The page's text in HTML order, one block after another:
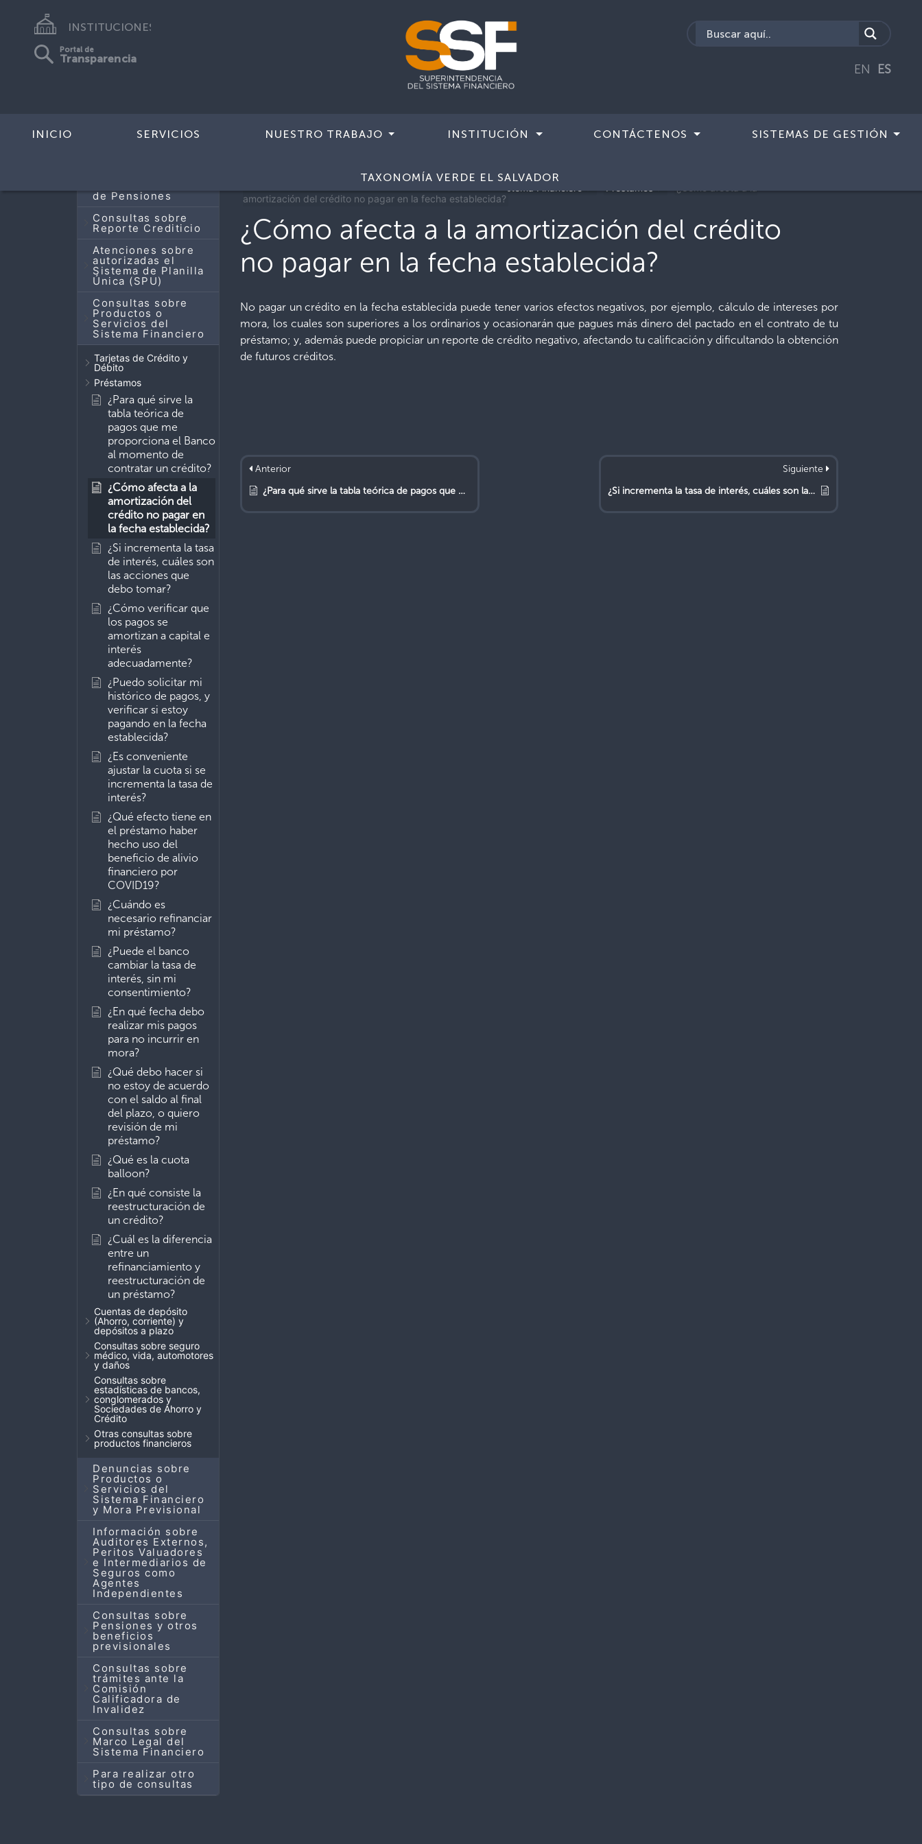
INSTITUCIONES
Portal de
Transparencia
EN ES
INICIO SERVICIOS NUESTRO TRABAJO INSTITUCIÓN CONTÁCTENOS SISTEMAS DE GESTIÓN
TAXONOMÍA VERDE EL SALVADOR
de Pensiones
Consultas sobre
Reporte Crediticio
Atenciones sobre
autorizadas el
Sistema de Planilla
Única (SPU)
Consultas sobre
Productos o
Servicios del
Sistema Financiero
Tarjetas de Crédito y
Débito
Préstamos
¿Para qué sirve la
tabla teórica de
pagos que me
proporciona el Banco
al momento de
contratar un crédito?
¿Cómo afecta a la
amortización del
crédito no pagar en
la fecha establecida?
¿Si incrementa la tasa
de interés, cuáles son
las acciones que
debo tomar?
¿Cómo verificar que
los pagos se
amortizan a capital e
interés
adecuadamente?
¿Puedo solicitar mi
histórico de pagos, y
verificar si estoy
pagando en la fecha
establecida?
¿Es conveniente
ajustar la cuota si se
incrementa la tasa de
interés?
¿Qué efecto tiene en
el préstamo haber
hecho uso del
beneficio de alivio
financiero por
COVID19?
¿Cuándo es
necesario refinanciar
mi préstamo?
¿Puede el banco
cambiar la tasa de
interés, sin mi
consentimiento?
¿En qué fecha debo
realizar mis pagos
para no incurrir en
mora?
¿Qué debo hacer si
no estoy de acuerdo
con el saldo al final
del plazo, o quiero
revisión de mi
préstamo?
¿Qué es la cuota
balloon?
¿En qué consiste la
reestructuración de
un crédito?
¿Cuál es la diferencia
entre un
refinanciamiento y
reestructuración de
un préstamo?
Cuentas de depósito
(Ahorro, corriente) y
depósitos a plazo
Consultas sobre seguro
médico, vida, automotores
y daños
Consultas sobre
estadísticas de bancos,
conglomerados y
Sociedades de Ahorro y
Crédito
Otras consultas sobre
productos financieros
Denuncias sobre
Productos o
Servicios del
Sistema Financiero
y Mora Previsional
Información sobre
Auditores Externos,
Peritos Valuadores
e Intermediarios de
Seguros como
Agentes
Independientes
Consultas sobre
Pensiones y otros
beneficios
previsionales
Consultas sobre
trámites ante la
Comisión
Calificadora de
Invalidez
Consultas sobre
Marco Legal del
Sistema Financiero
Para realizar otro
tipo de consultas
amortización del crédito no pagar en la fecha establecida?
¿Cómo afecta a la amortización del crédito
no pagar en la fecha establecida?
No pagar un crédito en la fecha establecida puede tener varios efectos negativos, por ejemplo, cálculo de intereses por
mora, los cuales son superiores a los ordinarios y ocasionarán que pagues más dinero del pactado en el contrato de tu
préstamo; y, además puede propiciar un reporte de crédito negativo, afectando tu calificación y dificultando la obtención
de futuros créditos.
Anterior
¿Para qué sirve la tabla teórica de pagos que me proporciona el Banco al momento de contratar un crédito?
Siguiente
¿Si incrementa la tasa de interés, cuáles son las acciones que debo tomar?